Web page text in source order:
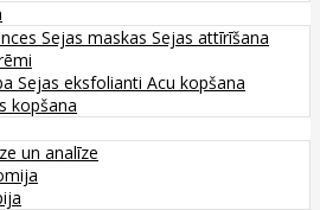
Sejas maskas Sejas attīrīšana
Sejas eksfolianti Acu kopšana
kopšana
un analīze